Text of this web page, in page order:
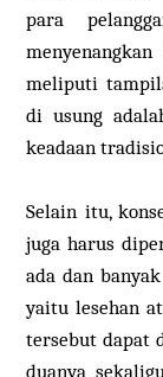
para
meliputi
di usung
keadaan
Selain itu,
juga harus
ada dan
yaitu lesehan
tersebut dapat
duanya